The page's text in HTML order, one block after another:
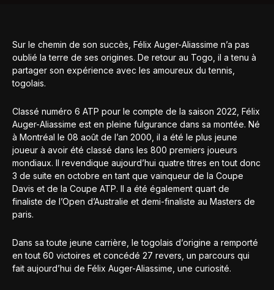
Sur le chemin de son succès, Félix Auger-Aliassime n’a pas
oublié la terre de ses origines. De retour au Togo, il a tenu à
partager son expérience avec les amoureux du tennis,
togolais.
Classé numéro 6 ATP pour le compte de la saison 2022, Félix
Auger-Aliassime est en pleine fulgurance dans sa montée. Né
à Montréal le 08 août de l’an 2000, il a été le plus jeune
joueur à avoir été classé dans les 800 premiers joueurs
mondiaux. Il revendique aujourd’hui quatre titres en tout donc
3 de suite en octobre en tant que vainqueur de la Coupe
Davis et de la Coupe ATP. Il a été également quart de
finaliste de l’Open d’Australie et demi-finaliste au Masters de
paris.
Dans sa toute jeune carrière, le togolais d’origine a remporté
en tout 60 victoires et concédé 27 revers, un parcours qui
fait aujourd’hui de Félix Auger-Aliassime, une curiosité.